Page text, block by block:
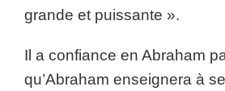
grande et puissante ».
Il a confiance en Abraham
qu’Abraham enseignera à